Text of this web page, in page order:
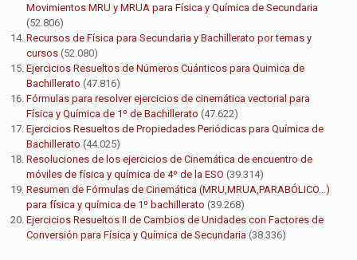
Movimientos MRU y MRUA para Física y Química de Secundaria
(52.806)
Recursos de Física para Secundaria y Bachillerato por temas y
cursos (52.080)
Ejercicios Resueltos de Números Cuánticos para Quimica de
Bachillerato (47.816)
Fórmulas para resolver ejercicios de cinemática vectorial para
Física y Química de 1º de Bachillerato (47.622)
Ejercicios Resueltos de Propiedades Periódicas para Química de
Bachillerato (44.025)
Resoluciones de los ejercicios de Cinemática de encuentro de
móviles de física y química de 4º de la ESO (39.314)
Resumen de Fórmulas de Cinemática (MRU,MRUA,PARABÓLICO…)
para física y química de 1º bachillerato (39.268)
Ejercicios Resueltos II de Cambios de Unidades con Factores de
Conversión para Física y Química de Secundaria (38.336)